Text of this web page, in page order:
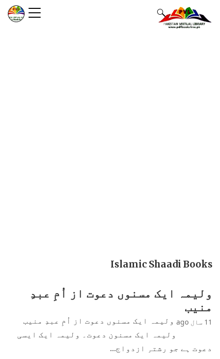
Islamic Shaadi Books
ولیمہ ایک مسنوں دعوت از اُمِ عبدِ
منیب
11 سال ago
ولیمہ ایک مسنوں دعوت از اُمِ عبدِ منیب
ولیمہ ایک مسنون دعوت۔ ولیمہ ایک ایسی
دعوت ہے جو رشتہِ ازدواج…